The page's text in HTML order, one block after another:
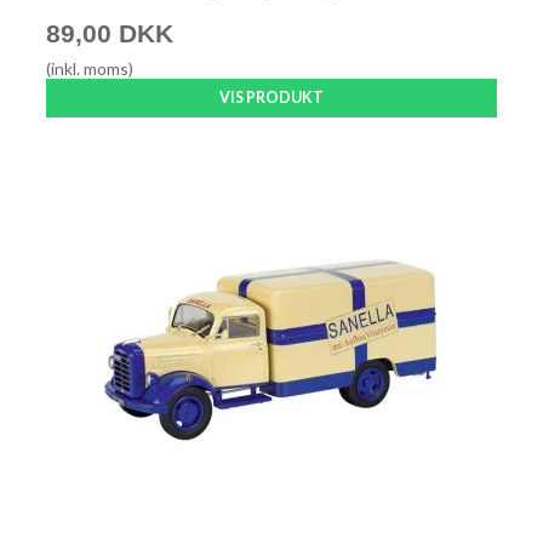
89,00 DKK
(inkl. moms)
VIS PRODUKT